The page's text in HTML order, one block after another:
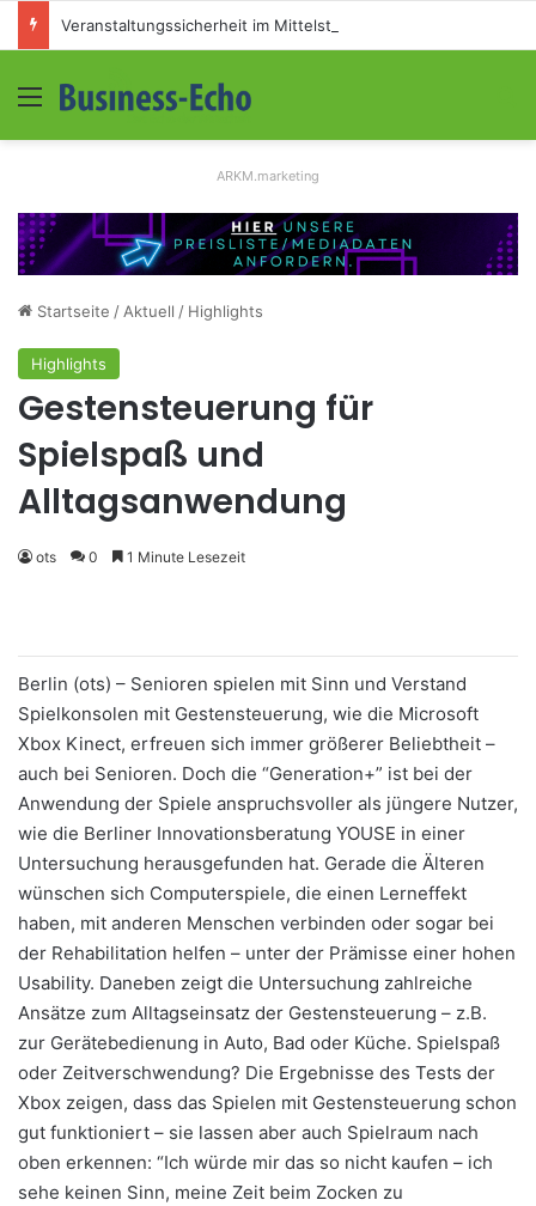
Menü
ARKM.marketing
Startseite / Aktuell / Highlights
Highlights
Gestensteuerung für
Spielspaß und
Alltagsanwendung
ots 0 1 Minute Lesezeit
Berlin (ots) – Senioren spielen mit Sinn und Verstand
Spielkonsolen mit Gestensteuerung, wie die Microsoft
Xbox Kinect, erfreuen sich immer größerer Beliebtheit –
auch bei Senioren. Doch die “Generation+” ist bei der
Anwendung der Spiele anspruchsvoller als jüngere Nutzer,
wie die Berliner Innovationsberatung YOUSE in einer
Untersuchung herausgefunden hat. Gerade die Älteren
wünschen sich Computerspiele, die einen Lerneffekt
haben, mit anderen Menschen verbinden oder sogar bei
der Rehabilitation helfen – unter der Prämisse einer hohen
Usability. Daneben zeigt die Untersuchung zahlreiche
Ansätze zum Alltagseinsatz der Gestensteuerung – z.B.
zur Gerätebedienung in Auto, Bad oder Küche. Spielspaß
oder Zeitverschwendung? Die Ergebnisse des Tests der
Xbox zeigen, dass das Spielen mit Gestensteuerung schon
gut funktioniert – sie lassen aber auch Spielraum nach
oben erkennen: “Ich würde mir das so nicht kaufen – ich
sehe keinen Sinn, meine Zeit beim Zocken zu